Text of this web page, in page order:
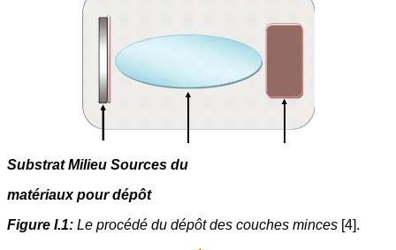
Substrat Milieu Sources du
matériaux pour dépôt
Figure I.1: Le procédé du dépôt des couches minces [4].